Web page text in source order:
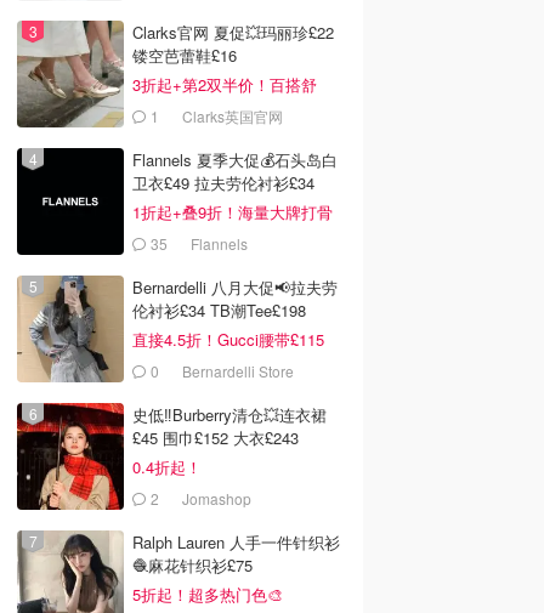
Clarks官网 夏促💥玛丽珍£22
镂空芭蕾鞋£16
3折起+第2双半价！百搭舒
服！1 Clarks英国官网
Flannels 夏季大促💰石头岛白
卫衣£49 拉夫劳伦衬衫£34
1折起+叠9折！海量大牌打骨
折！
35 Flannels
Bernardelli 八月大促📢拉夫劳
伦衬衫£34 TB潮Tee£198
直接4.5折！Gucci腰带£115
0 Bernardelli Store
史低‼️Burberry清仓💥连衣裙
£45 围巾£152 大衣£243
0.4折起！
2 Jomashop
Ralph Lauren 人手一件针织衫
🧶麻花针织衫£75
5折起！超多热门色🎨